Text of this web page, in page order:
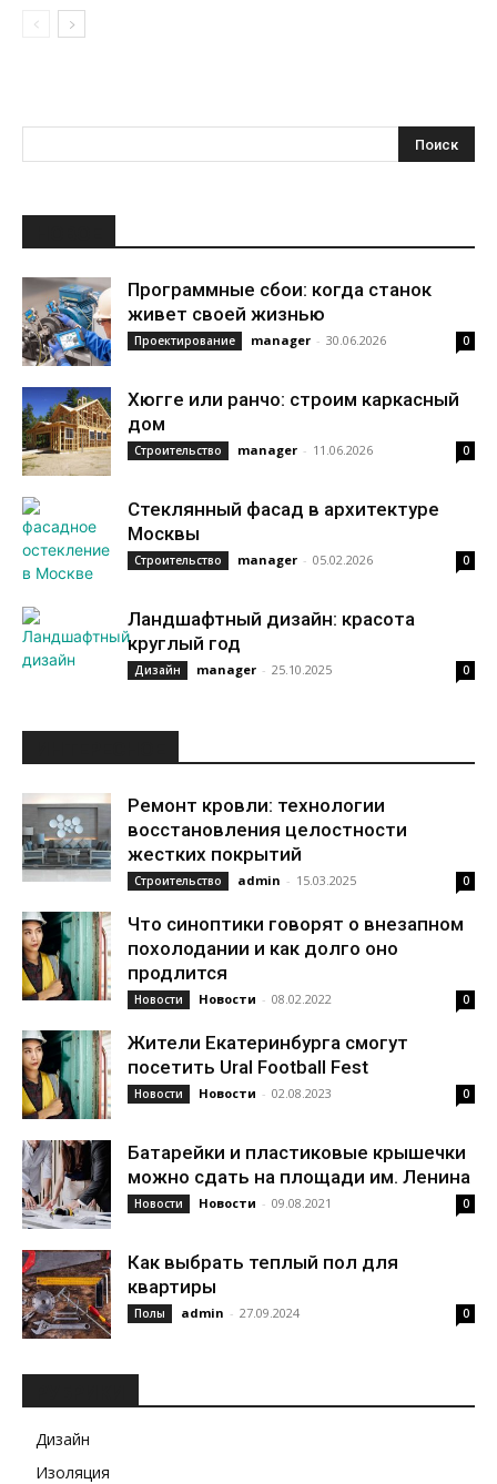
Программные сбои: когда станок
живет своей жизнью
Проектирование manager - 30.06.2026 0
Хюгге или ранчо: строим каркасный
дом
Строительство manager - 11.06.2026 0
Стеклянный фасад в архитектуре
Москвы
Строительство manager - 05.02.2026 0
Ландшафтный дизайн: красота
круглый год
Дизайн manager - 25.10.2025 0
Ремонт кровли: технологии
восстановления целостности
жестких покрытий
Строительство admin - 15.03.2025 0
Что синоптики говорят о внезапном
похолодании и как долго оно
продлится
Новости Новости - 08.02.2022 0
Жители Екатеринбурга смогут
посетить Ural Football Fest
Новости Новости - 02.08.2023 0
Батарейки и пластиковые крышечки
можно сдать на площади им. Ленина
Новости Новости - 09.08.2021 0
Как выбрать теплый пол для
квартиры
Полы admin - 27.09.2024 0
Дизайн
Изоляция